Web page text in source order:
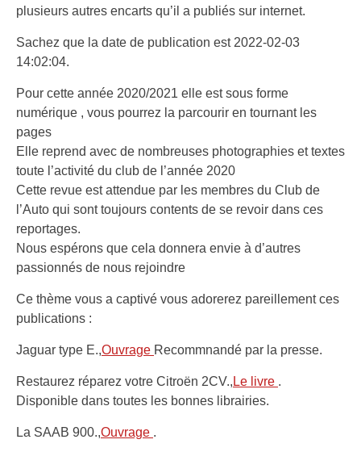
plusieurs autres encarts qu’il a publiés sur internet.
Sachez que la date de publication est 2022-02-03
14:02:04.
Pour cette année 2020/2021 elle est sous forme
numérique , vous pourrez la parcourir en tournant les
pages
Elle reprend avec de nombreuses photographies et textes
toute l’activité du club de l’année 2020
Cette revue est attendue par les membres du Club de
l’Auto qui sont toujours contents de se revoir dans ces
reportages.
Nous espérons que cela donnera envie à d’autres
passionnés de nous rejoindre
Ce thème vous a captivé vous adorerez pareillement ces
publications :
Jaguar type E.,Ouvrage Recommnandé par la presse.
Restaurez réparez votre Citroën 2CV., Le livre .
Disponible dans toutes les bonnes librairies.
La SAAB 900.,Ouvrage .